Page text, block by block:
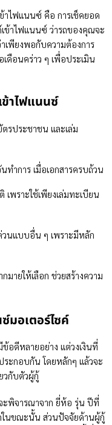
าไฟแนนซ์ คือ การเช็คยอด
ข้าไฟแนนซ์ ว่ารถของคุณจะ
าเพียงพอกับความต้องการ
ดือนคร่าว ๆ เพื่อประเมิน
ข้าไฟแนนซ์
ตรประชาชน และเล่ม
ทำการ เมื่อเอกสารครบถ้วน
เพราะใช้เพียงเล่มทะเบียน
วนแบบอื่น ๆ เพราะมีหลัก
มายให้เลือก ช่วยสร้างความ
มอเตอร์ไซค์
อดีหลายอย่าง แต่วงเงินที่
ะกอบกัน โดยหลักๆ แล้วจะ
วกับตัวผู้กู้
ะพิจารณาจาก ยี่ห้อ รุ่น ปีที่
ในขณะนั้น ส่วนปัจจัยด้านผู้กู้